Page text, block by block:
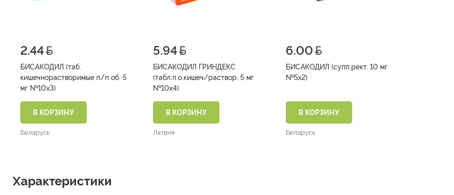
2.44
БИСАКОДИЛ (таб.
кишечнорастворимые п/п об. 5
мг №10х3)
В КОРЗИНУ
Беларусь
5.94
БИСАКОДИЛ ГРИНДЕКС
(табл.п.о.кишеч/раствор. 5 мг
№10х4)
В КОРЗИНУ
Латвия
6.00
БИСАКОДИЛ (супп.рект. 10 мг
№5х2)
В КОРЗИНУ
Беларусь
Характеристики